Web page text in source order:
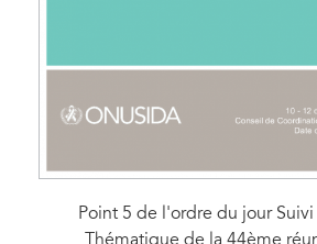
Point 5 de l'ordre du jour